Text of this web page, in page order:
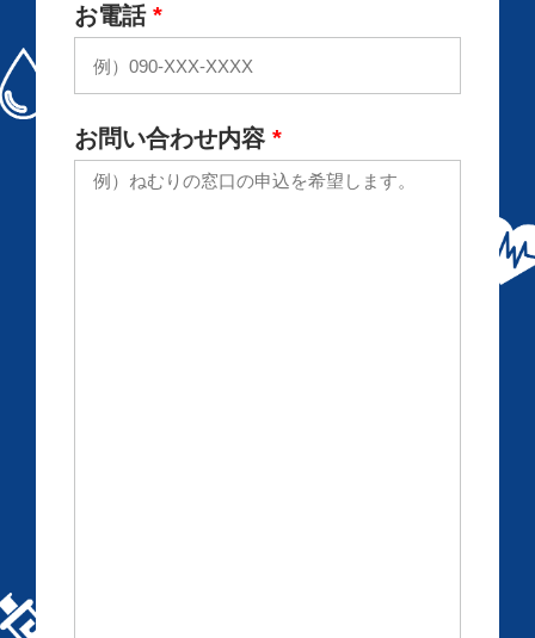
お電話 *
お問い合わせ内容 *